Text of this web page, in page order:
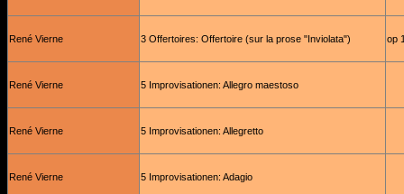
René Vierne 3 Offertoires: Offertoire (sur la prose "Inviolata") op
René Vierne 5 Improvisationen: Allegro maestoso
René Vierne 5 Improvisationen: Allegretto
René Vierne 5 Improvisationen: Adagio